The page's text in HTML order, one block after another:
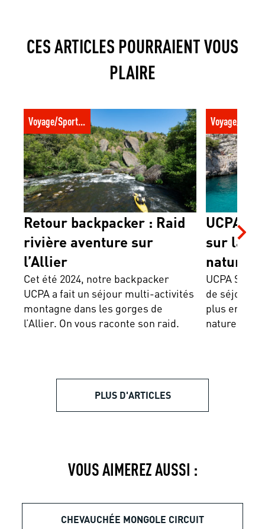
CES ARTICLES POURRAIENT VOUS
PLAIRE
Retour backpacker : Raid rivière
aventure sur l’Allier
Voyage/Sport trotter
Retour backpacker : Raid
rivière aventure sur
l’Allier
Cet été 2024, notre backpacker
UCPA a fait un séjour multi-activités
montagne dans les gorges de
l’Allier. On vous raconte son raid.
UCPA Sport
Evasion
UCPA
sur la
nature
UCPA
de séjours
plus en
nature.
PLUS D'ARTICLES
VOUS AIMEREZ AUSSI :
CHEVAUCHÉE MONGOLE CIRCUIT